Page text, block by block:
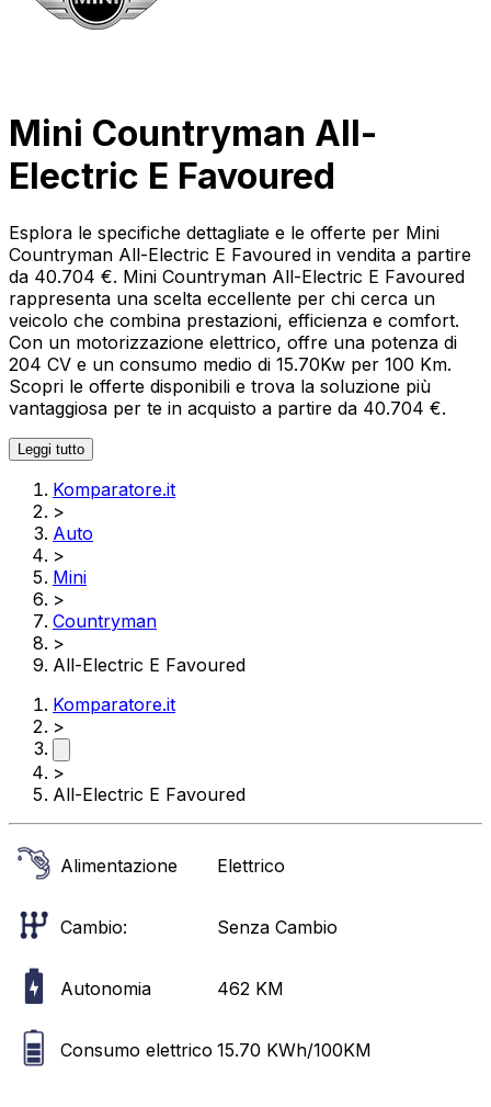
Mini Countryman All-
Electric E Favoured
Esplora le specifiche dettagliate e le offerte per Mini
Countryman All-Electric E Favoured in vendita a partire
da 40.704 €. Mini Countryman All-Electric E Favoured
rappresenta una scelta eccellente per chi cerca un
veicolo che combina prestazioni, efficienza e comfort.
Con un motorizzazione elettrico, offre una potenza di
204 CV e un consumo medio di 15.70Kw per 100 Km.
Scopri le offerte disponibili e trova la soluzione più
vantaggiosa per te in acquisto a partire da 40.704 €.
Leggi tutto
Komparatore.it
>
Auto
>
Mini
>
Countryman
>
All-Electric E Favoured
Komparatore.it
>
>
All-Electric E Favoured
Alimentazione Elettrico
Cambio: Senza Cambio
Autonomia 462 KM
Consumo elettrico 15.70 KWh/100KM